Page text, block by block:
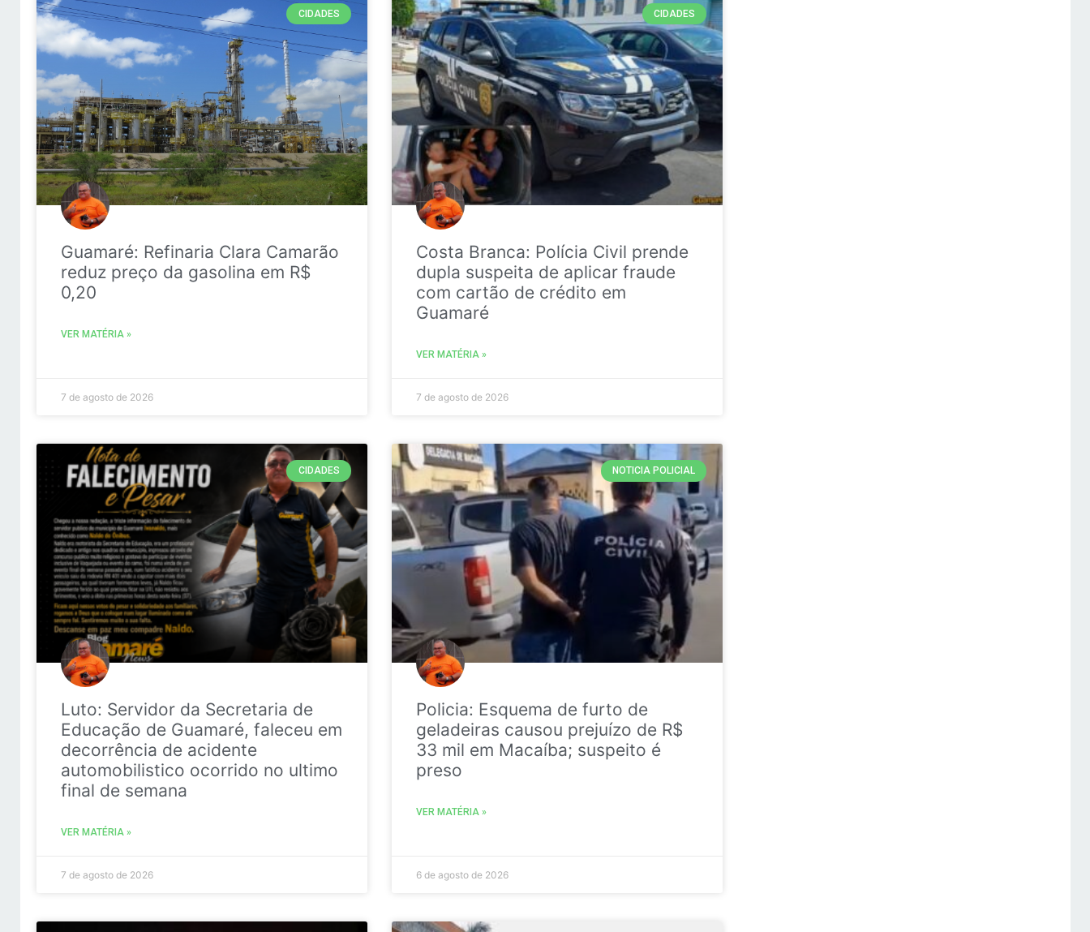
CIDADES
Guamaré: Refinaria Clara Camarão
reduz preço da gasolina em R$
0,20
VER MATÉRIA »
7 de agosto de 2026
CIDADES
Costa Branca: Polícia Civil prende
dupla suspeita de aplicar fraude
com cartão de crédito em
Guamaré
VER MATÉRIA »
7 de agosto de 2026
CIDADES
Luto: Servidor da Secretaria de
Educação de Guamaré, faleceu em
decorrência de acidente
automobilistico ocorrido no ultimo
final de semana
VER MATÉRIA »
7 de agosto de 2026
NOTICIA POLICIAL
Policia: Esquema de furto de
geladeiras causou prejuízo de R$
33 mil em Macaíba; suspeito é
preso
VER MATÉRIA »
6 de agosto de 2026